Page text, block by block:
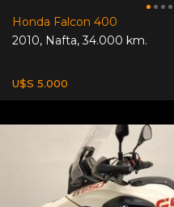
Honda Falcon 400
2010, Nafta,34.000 km.
U$S 5.000